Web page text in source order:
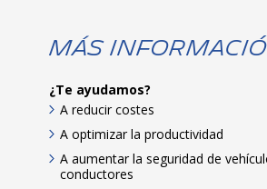
Más
¿Te ayudamos?
A reducir costes
A optimizar la productividad
A aumentar la seguridad de
conductores